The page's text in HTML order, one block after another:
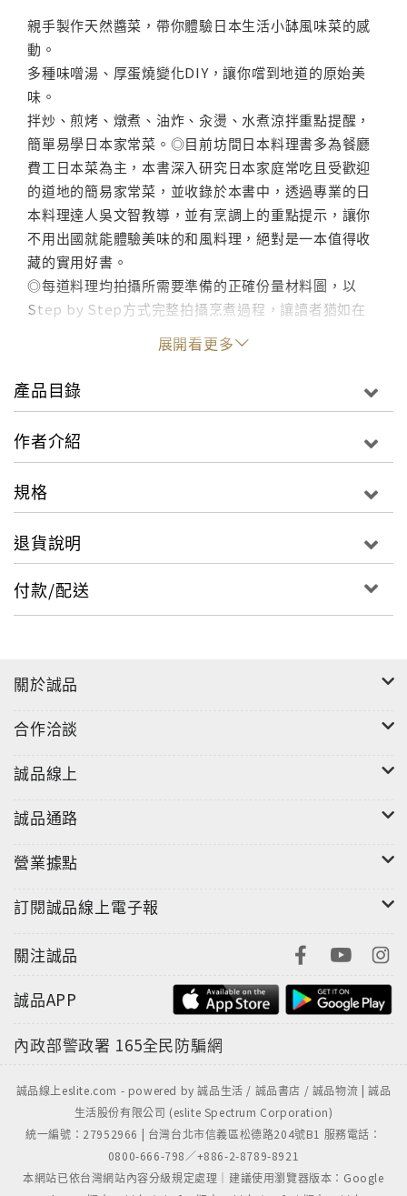
親手製作天然醬菜，帶你體驗日本生活小缽風味菜的感
動。
多種味噌湯、厚蛋燒變化DIY，讓你嚐到地道的原始美
味。
拌炒、煎烤、燉煮、油炸、汆燙、水煮涼拌重點提醒，
簡單易學日本家常菜。◎目前坊間日本料理書多為餐廳
費工日本菜為主，本書深入研究日本家庭常吃且受歡迎
的道地的簡易家常菜，並收錄於本書中，透過專業的日
本料理達人吳文智教導，並有烹調上的重點提示，讓你
不用出國就能體驗美味的和風料理，絕對是一本值得收
藏的實用好書。
◎每道料理均拍攝所需要準備的正確份量材料圖，以
Step by Step方式完整拍攝烹煮過程，讓讀者猶如在
現場看到作者示範的效果。
體驗日劇幸福餐桌的美味 おいしい
日本料理之所以吸引人，在於日本人對料理的執著，用
響，讓哈日風在各地隨之蓬勃發展。
待嫁女生必學的「馬鈴薯燉牛肉」，定番受歡迎的「日
蒸」、「筑前煮」，以及保留食材鮮度燒烤料理的「鹽
烤香魚」、「錫包野蕈鮭魚」，常用調味及食材的「味
噌鯖魚煮」、「和風麻婆豆腐」、「照燒雞肉」、「雞
肉南蠻漬」、「茄子田樂燒」、「蘿蔔泥鮭魚煮」、
家庭生活的樂趣，不用出國也能輕鬆做出色香味俱全的
展開看更多
產品目錄
作者介紹
規格
退貨說明
付款/配送
關於誠品
合作洽談
誠品線上
誠品通路
營業據點
訂閱誠品線上電子報
關注誠品
誠品APP
內政部警政署 165全民防騙網
誠品線上eslite.com - powered by 誠品生活 / 誠品書店 / 誠品物流 | 誠品
生活股份有限公司 (eslite Spectrum Corporation)
統一編號：27952966 | 台灣台北市信義區松德路204號B1 服務電話：
0800-666-798／+886-2-8789-8921
本網站已依台灣網站內容分級規定處理｜建議使用瀏覽器版本：Google